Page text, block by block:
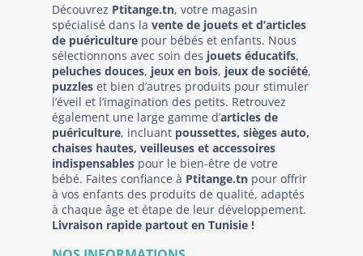
Découvrez Ptitange.tn, votre magasin
spécialisé dans la vente de jouets et d’articles
de puériculture pour bébés et enfants. Nous
sélectionnons avec soin des jouets éducatifs,
peluches douces, jeux en bois, jeux de société,
puzzles et bien d’autres produits pour stimuler
l’éveil et l’imagination des petits. Retrouvez
également une large gamme d’articles de
puériculture, incluant poussettes, sièges auto,
chaises hautes, veilleuses et accessoires
indispensables pour le bien-être de votre
bébé. Faites confiance à Ptitange.tn pour offrir
à vos enfants des produits de qualité, adaptés
à chaque âge et étape de leur développement.
Livraison rapide partout en Tunisie !